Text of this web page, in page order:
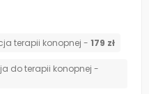
terapii konopnej - 179 zł
do terapii konopnej -